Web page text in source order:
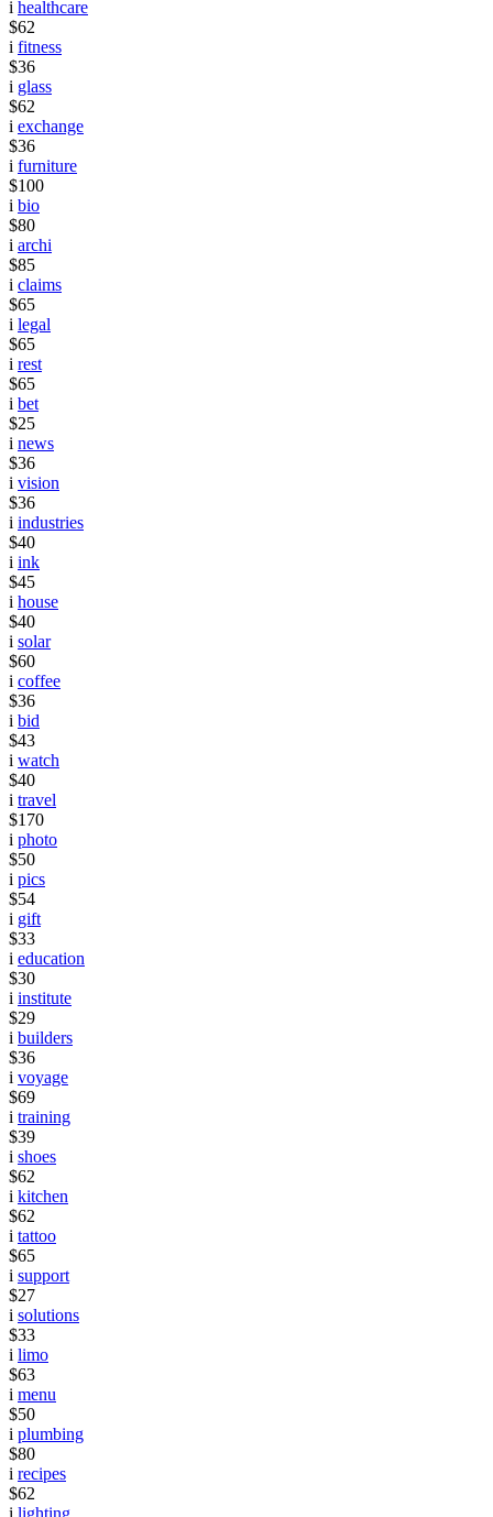
i healthcare
$62
i fitness
$36
i glass
$62
i exchange
$36
i furniture
$100
i bio
$80
i archi
$85
i claims
$65
i legal
$65
i rest
$65
i bet
$25
i news
$36
i vision
$36
i industries
$40
i ink
$45
i house
$40
i solar
$60
i coffee
$36
i bid
$43
i watch
$40
i travel
$170
i photo
$50
i pics
$54
i gift
$33
i education
$30
i institute
$29
i builders
$36
i voyage
$69
i training
$39
i shoes
$62
i kitchen
$62
i tattoo
$65
i support
$27
i solutions
$33
i limo
$63
i menu
$50
i plumbing
$80
i recipes
$62